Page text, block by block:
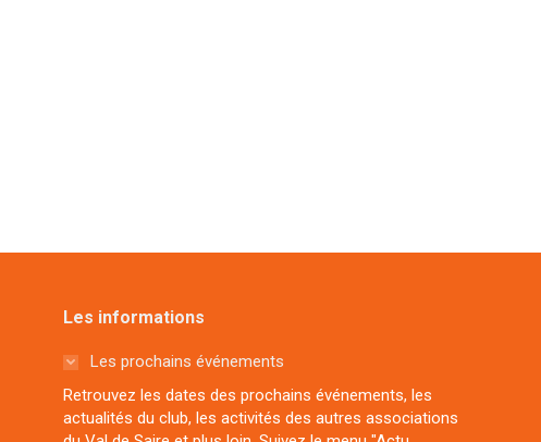
Les informations
Les prochains événements
Retrouvez les dates des prochains événements, les
actualités du club, les activités des autres associations